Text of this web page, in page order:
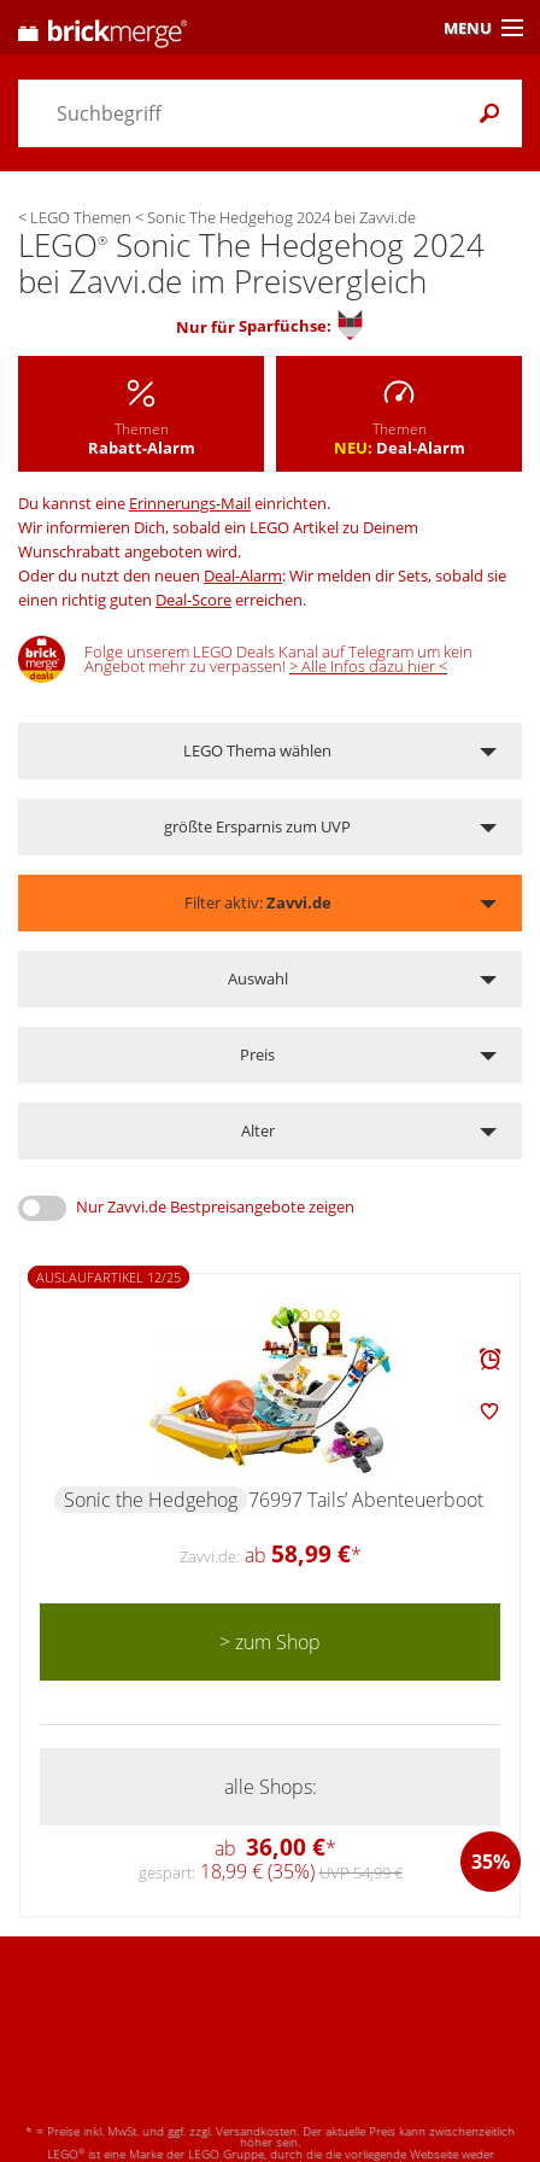
< LEGO Themen <Sonic The Hedgehog 2024 bei Zavvi.de
LEGO® Sonic The Hedgehog 2024
bei Zavvi.de im Preisvergleich
Nur fürSparfüchse:
Themen
Rabatt-Alarm
Themen
NEU: Deal-Alarm
Du kannst eine Erinnerungs-Maileinrichten.
Wir informieren Dich, sobald ein LEGO Artikel zu Deinem
Wunschrabatt angeboten wird.
Oder du nutzt den neuen Deal-Alarm: Wir melden dir Sets, sobald sie
einen richtig guten Deal-Scoreerreichen.
Folge unserem LEGO Deals Kanal auf Telegram um kein
Angebot mehr zu verpassen! > Alle Infos dazu hier <
LEGO Thema wählen
größte Ersparnis zum UVP
Filter aktiv:Zavvi.de
Auswahl
Preis
Alter
Nur Zavvi.de Bestpreisangebote zeigen
AUSLAUFARTIKEL 12/25
Sonic the Hedgehog 76997 Tails’ Abenteuerboot
Zavvi.de: ab 58,99 €*
> zum Shop
alle Shops:
ab 36,00 €* 35%
gespart: 18,99 € (35%)UVP 54,99 €
* = Preise inkl. MwSt. und ggf. zzgl. Versandkosten. Der aktuelle Preis kann zwischenzeitlich
höher sein.
LEGO®ist eine Marke der LEGO Gruppe, durch die die vorliegende Webseite weder
MENU
Preisvergleich
Themen/ Händler
Alarme & Wunschlisten